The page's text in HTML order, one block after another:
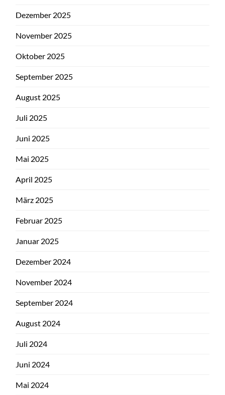
Dezember 2025
November 2025
Oktober 2025
September 2025
August 2025
Juli 2025
Juni 2025
Mai 2025
April 2025
März 2025
Februar 2025
Januar 2025
Dezember 2024
November 2024
September 2024
August 2024
Juli 2024
Juni 2024
Mai 2024